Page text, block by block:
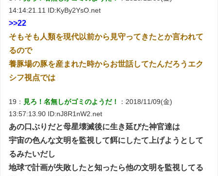
14:14:21.11 ID:KyBy2YsO.net
>>22
そもそも人類を現代以前から見守ってきたとか言われて
るので
養豚場の豚を産まれた時からお世話してたんだろうエク
シフ視点では
19： 見ろ！名無しがゴミのようだ！
：2018/11/09(金)
13:57:13.90 ID:nJ8R1nW2.net
あの口ぶりだと母星壊滅後に生き延びた神官達は
宇宙の色んな文明を監視して餌にしたて上げようとして
るみたいだし
地球で計画が失敗したと知ったら他の文明を監視してる